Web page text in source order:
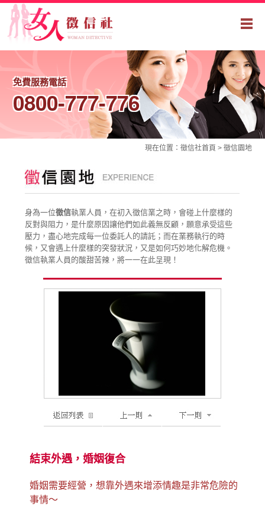
免費服務電話
0800-777-776
現在位置： 徵信社首頁 > 徵信園地
徵信園地-結束外遇，婚姻復合
身為一位徵信執業人員，在初入徵信業之時，會碰上什麼樣的
反對與阻力，是什麼原因讓他們如此義無反顧，願意承受這些
壓力，盡心地完成每一位委託人的請託；而在業務執行的時
候，又會遇上什麼樣的突發狀況，又是如何巧妙地化解危機。
徵信執業人員的酸甜苦辣，將一一在此呈現！
結束外遇，婚姻復合
婚姻需要經營，想靠外遇來增添情趣是非常危險的
事情～